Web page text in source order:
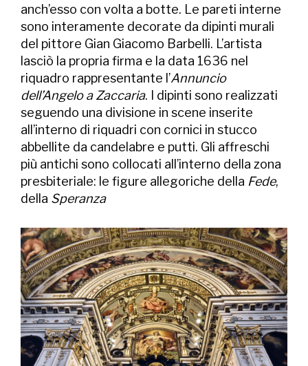
anch’esso con volta a botte. Le pareti interne
sono interamente decorate da dipinti murali
del pittore Gian Giacomo Barbelli. L’artista
lasciò la propria firma e la data 1636 nel
riquadro rappresentante l’Annuncio
dell’Angelo a Zaccaria. I dipinti sono realizzati
seguendo una divisione in scene inserite
all’interno di riquadri con cornici in stucco
abbellite da candelabre e putti. Gli affreschi
più antichi sono collocati all’interno della zona
presbiteriale: le figure allegoriche della Fede,
della Speranza